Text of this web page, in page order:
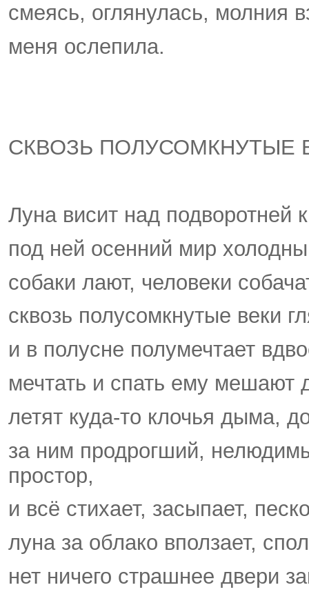
смеясь, оглянулась, молния
меня ослепила.
СКВОЗЬ ПОЛУСОМКНУТЫЕ
Луна висит над
под ней осенний мир
собаки лают, человеки
сквозь полусомкнутые веки
и в полусне полумечтает
мечтать и спать ему мешают
летят куда-то клочья дыма,
за ним продрогший,
простор,
и всё стихает, засыпает,
луна за облако вползает,
нет ничего страшнее двери